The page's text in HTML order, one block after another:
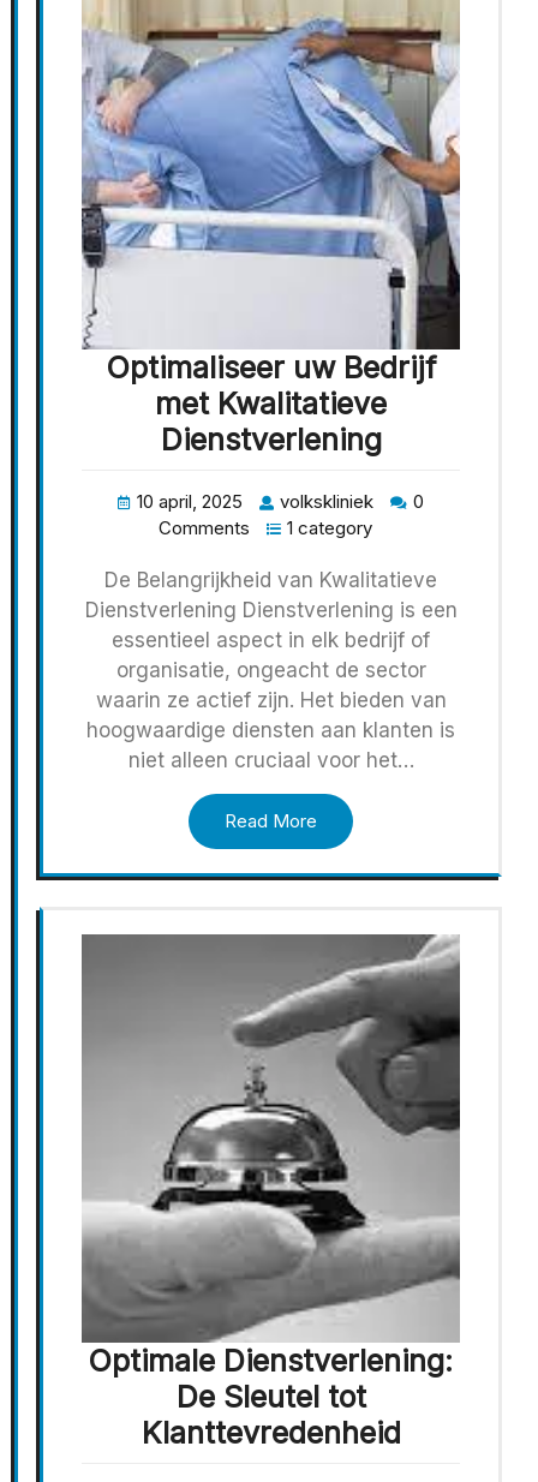
Optimaliseer uw Bedrijf
met Kwalitatieve
Dienstverlening
10 april, 2025 volkskliniek
0
Comments
1 category
De Belangrijkheid van Kwalitatieve
Dienstverlening Dienstverlening is een
essentieel aspect in elk bedrijf of
organisatie, ongeacht de sector
waarin ze actief zijn. Het bieden van
hoogwaardige diensten aan klanten is
niet alleen cruciaal voor het…
Read More
Optimale Dienstverlening:
De Sleutel tot
Klanttevredenheid